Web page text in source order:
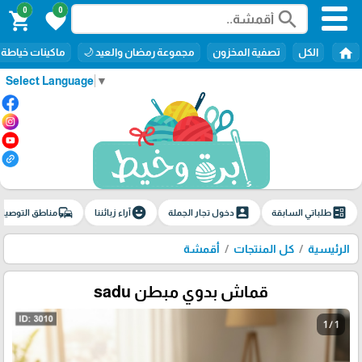
Select Language ▼
search
0
favorite
0
shopping_cart
home الكل تصفية المخزون مجموعة رمضان والعيد 🌙 ماكينات خياطة
ballotطلباتي السابقة account_boxدخول تجار الجملة emoji_emotionsآراء زبائننا commuteمناطق
الرئيسية كل المنتجات أقمشة
قماش بدوي مبطن sadu
1 / 1